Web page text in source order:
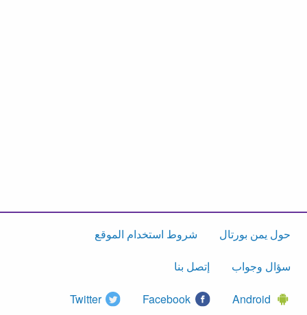
حول يمن بورتال شروط استخدام الموقع
سؤال وجواب إتصل بنا
Android
Facebook
Twitter